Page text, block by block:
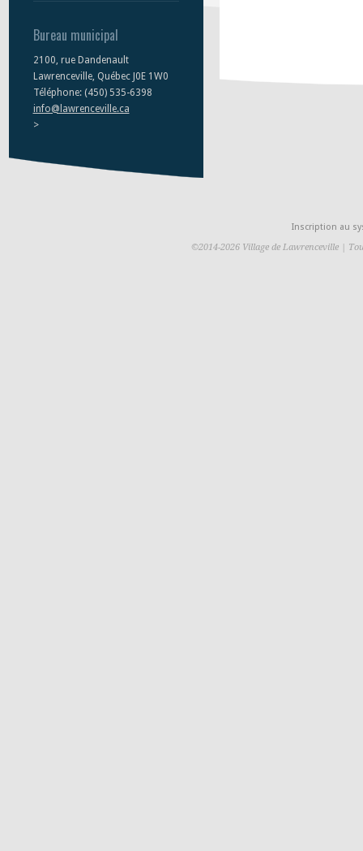
Bureau municipal
2100, rue Dandenault
Lawrenceville, Québec J0E 1W0
Téléphone: (450) 535-6398
info@lawrenceville.ca
>
Inscription au
©2014-2026 Village de Lawrenceville |